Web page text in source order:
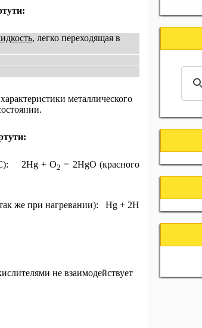
, легко переходящая в
металлического
С): 2Hg + O2 = 2HgO (красного
же при нагревании): Hg + 2H
не взаимодействует